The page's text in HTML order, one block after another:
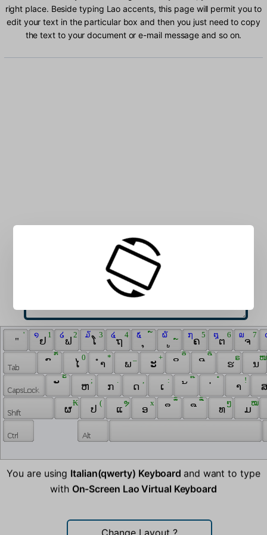
right place. Beside typing Lao accents, this page will permit you to
edit your text in the particular box and then you just need to copy
the text to your document or e-mail message and so on.
Type Lao characters into the box:
"
'
ຢ
1
໑
ຟ
2
໒
ໂ
3
໓
ຖ
4
໔ ໌
໕ ໖
ຄ
5
໗
ຕ
6
໘
ຈ
7
໙
ົ
ົ້
ໄ
0
ຳ
*
ພ ະ
+
ິ
ິ້
ີ
ີ້
ຮ
ຣ
ນ
ັ
ັ້
ຫ
;
ກ ດ ເ
:
້
໊
່
໋
າ
!
ຜ
₭
ປ
(
ແ
ຯ
ອ
x
ຶ
ຶ້
ື
ື້
ທ
ໆ
ມ
ໝ
You are using Italian(qwerty) Keyboard and want to type
with On-Screen Lao Virtual Keyboard
Change Layout ?